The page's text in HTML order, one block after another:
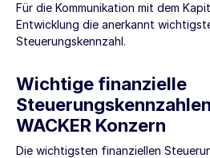
Für die Kommunikation mit dem
Entwicklung die anerkannt
Steuerungskennzahl.
Wichtige finanzielle
WACKER Konzern
Die wichtigsten finanziellen